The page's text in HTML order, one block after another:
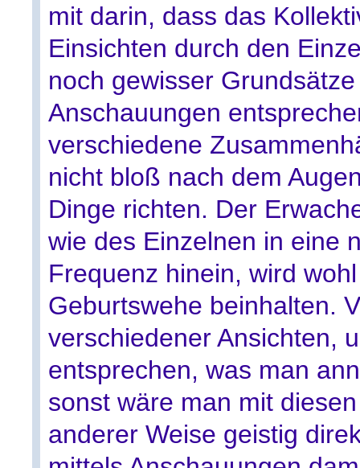
mit darin, dass das
Einsichten durch den
noch gewisser
Anschauungen
verschiedene
nicht bloß nach dem
Dinge richten. Der
wie des Einzelnen in eine
Frequenz hinein, wird
Geburtswehe beinhalten.
verschiedener Ansichten,
entsprechen, was man
sonst wäre man mit
anderer Weise geistig